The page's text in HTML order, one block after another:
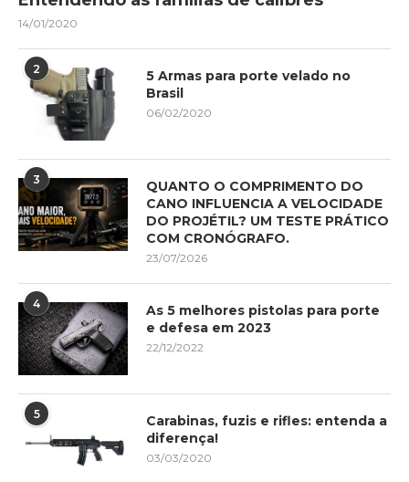
14/01/2020
2
5 Armas para porte velado no
Brasil
06/02/2020
3
QUANTO O COMPRIMENTO DO
CANO INFLUENCIA A VELOCIDADE
DO PROJÉTIL? UM TESTE PRÁTICO
COM CRONÓGRAFO.
23/07/2026
4
As 5 melhores pistolas para porte
e defesa em 2023
22/12/2022
5
Carabinas, fuzis e rifles: entenda a
diferença!
03/03/2020